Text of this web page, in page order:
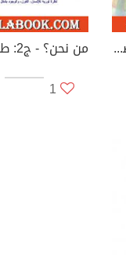
من نحن؟ - ج1: من الصورة الصغرى الى الصورة الكبرى
1